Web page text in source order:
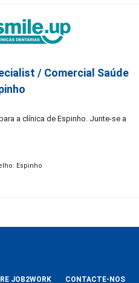
/ Comercial Saúde
a clínica de Espinho. Junte-se a
Espinho
JOB2WORK CONTACTE-NOS